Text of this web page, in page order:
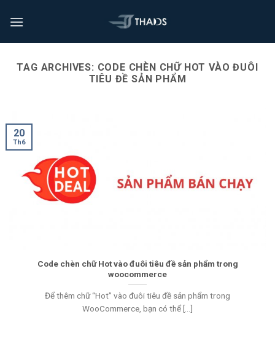
TAG ARCHIVES: CODE CHÈN CHỮ HOT VÀO ĐUÔI
TIÊU ĐỀ SẢN PHẨM
Code chèn chữ Hot vào đuôi tiêu đề sản phẩm trong
woocommerce
Để thêm chữ “Hot” vào đuôi tiêu đề sản phẩm trong
WooCommerce, bạn có thể [...]
20
Th6